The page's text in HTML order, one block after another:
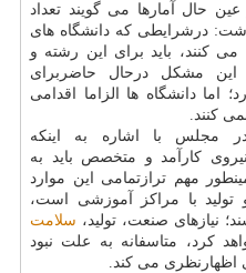
حال آمارها می گویند تعداد
داشت: درشرایطی كه دانشگاه های
كنند، باید برای این رشته و
این مشكل درحال حاضربرای
اما دانشگاه ها الزاما اقدامی
كنند.
در مجلس با اشاره به اینكه
كارآمد و متخصص باید به
مهم ترازتمامی این موارد
با مراكز آموزشی است،
نیازهای صنعت، تولید، سلامت
كرد، متاسفانه به علت نبود
اظهارنظری می كند.